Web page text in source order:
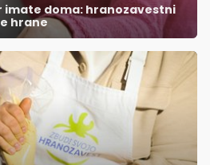
imate doma: hranozavestni
hrane